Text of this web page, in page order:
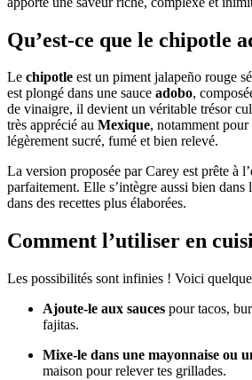
Qu’est-ce que le chipotle
Le chipotle est un piment jalapeño rouge
est plongé dans une sauce adobo,
de vinaigre, il devient un véritable trésor
très apprécié au Mexique, notamment
légèrement sucré, fumé et bien relevé.
La version proposée par Carey est prête à
parfaitement. Elle s’intègre aussi bien
dans des recettes plus élaborées.
Comment l’utiliser en
Les possibilités sont infinies ! Voici
Ajoute-le aux sauces pour tacos,
fajitas.
Mixe-le dans une mayonnaise ou
maison pour relever tes grillades.